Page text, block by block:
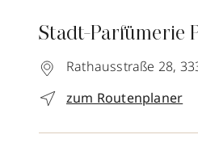
Stadt-Parfümerie
Rathausstraße 28,
zum Routenplaner